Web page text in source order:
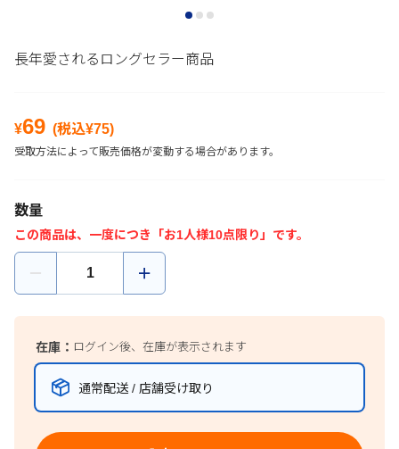
長年愛されるロングセラー商品
¥69 (税込¥75)
受取方法によって販売価格が変動する場合があります。
数量
この商品は、一度につき「お1人様10点限り」です。
在庫： ログイン後、在庫が表示されます
通常配送 / 店舗受け取り